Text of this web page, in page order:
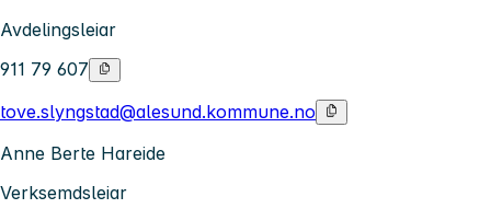
Avdelingsleiar
911 79 607
tove.slyngstad@alesund.kommune.no
Anne Berte Hareide
Verksemdsleiar